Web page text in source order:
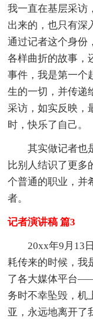
我一直在基层采访
出来的，也只有深
通过记者这个身份
各样曲折的故事，
事件，我是第一个
生的一切，并传递
采访，如实反映，
时，快乐了自己。
其实做记者也
比别人结识了更多
个普通的职业，并
者。
记者演讲稿 篇3
20xx年9月13
耗传来的时候，我
了各大媒体平台
务时不幸坠毁，机
亚，永远地离开了